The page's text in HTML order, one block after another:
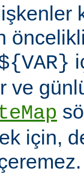
ve
için,